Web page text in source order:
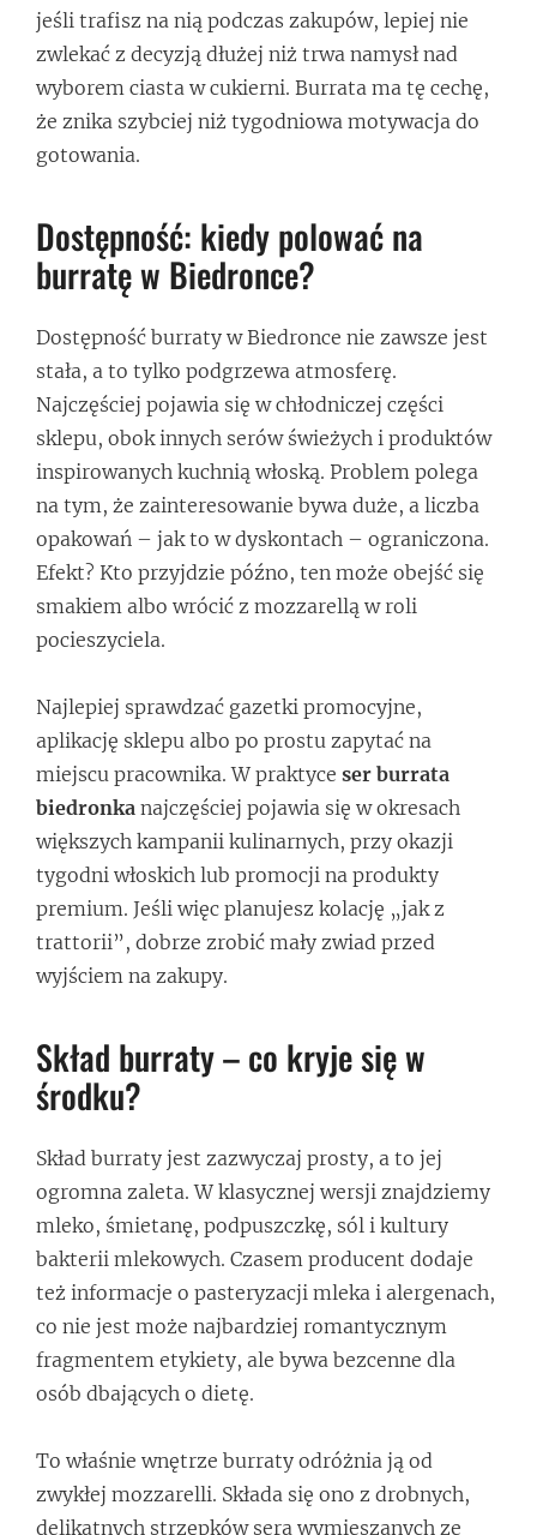
jeśli trafisz na nią podczas zakupów, lepiej nie
zwlekać z decyzją dłużej niż trwa namysł nad
wyborem ciasta w cukierni. Burrata ma tę cechę,
że znika szybciej niż tygodniowa motywacja do
gotowania.
Dostępność: kiedy polować na
burratę w Biedronce?
Dostępność burraty w Biedronce nie zawsze jest
stała, a to tylko podgrzewa atmosferę.
Najczęściej pojawia się w chłodniczej części
sklepu, obok innych serów świeżych i produktów
inspirowanych kuchnią włoską. Problem polega
na tym, że zainteresowanie bywa duże, a liczba
opakowań – jak to w dyskontach – ograniczona.
Efekt? Kto przyjdzie późno, ten może obejść się
smakiem albo wrócić z mozzarellą w roli
pocieszyciela.
Najlepiej sprawdzać gazetki promocyjne,
aplikację sklepu albo po prostu zapytać na
miejscu pracownika. W praktyce ser burrata
biedronka najczęściej pojawia się w okresach
większych kampanii kulinarnych, przy okazji
tygodni włoskich lub promocji na produkty
premium. Jeśli więc planujesz kolację „jak z
trattorii”, dobrze zrobić mały zwiad przed
wyjściem na zakupy.
Skład burraty – co kryje się w
środku?
Skład burraty jest zazwyczaj prosty, a to jej
ogromna zaleta. W klasycznej wersji znajdziemy
mleko, śmietanę, podpuszczkę, sól i kultury
bakterii mlekowych. Czasem producent dodaje
też informacje o pasteryzacji mleka i alergenach,
co nie jest może najbardziej romantycznym
fragmentem etykiety, ale bywa bezcenne dla
osób dbających o dietę.
To właśnie wnętrze burraty odróżnia ją od
zwykłej mozzarelli. Składa się ono z drobnych,
delikatnych strzępków sera wymieszanych ze